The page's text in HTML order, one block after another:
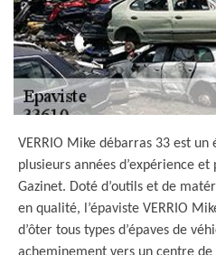
VERRIO Mike débarras 33 est un
plusieurs années d’expérience
Gazinet. Doté d’outils et de
en qualité, l’épaviste VERRIO
d’ôter tous types d’épaves de